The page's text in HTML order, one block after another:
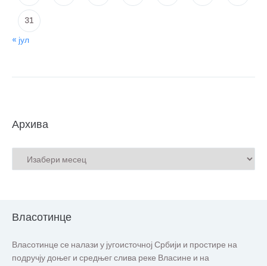
31
« јул
Архива
Власотинце
Власотинце се налази у југоисточној Србији и простире на
подручју доњег и средњег слива реке Власине и на